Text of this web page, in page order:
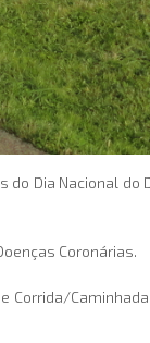
Dia Nacional do
Coronárias.
Corrida/